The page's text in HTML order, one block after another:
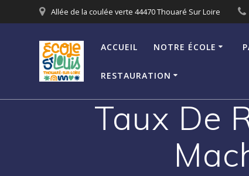
au
Allée de la coulée verte 44470 Thouaré Sur Loire
ACCUEIL NOTRE ÉCOLE
RESTAURATION
Taux De